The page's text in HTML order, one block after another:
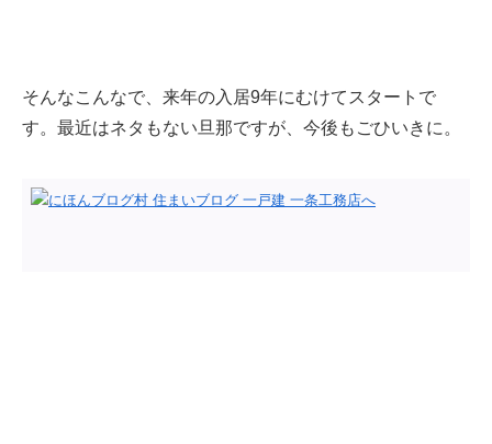
そんなこんなで、来年の入居9年にむけてスタートで
す。最近はネタもない旦那ですが、今後もごひいきに。